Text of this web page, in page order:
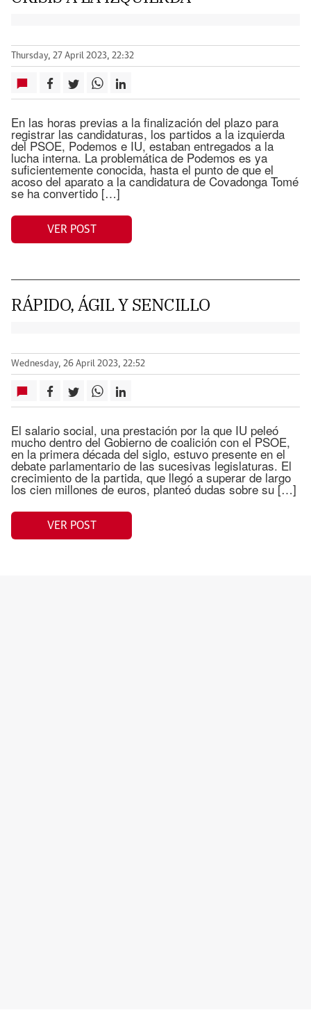
Thursday, 27 April 2023, 22:32
En las horas previas a la finalización del plazo para
registrar las candidaturas, los partidos a la izquierda
del PSOE, Podemos e IU, estaban entregados a la
lucha interna. La problemática de Podemos es ya
suficientemente conocida, hasta el punto de que el
acoso del aparato a la candidatura de Covadonga Tomé
se ha convertido […]
VER POST
RÁPIDO, ÁGIL Y SENCILLO
Wednesday, 26 April 2023, 22:52
El salario social, una prestación por la que IU peleó
mucho dentro del Gobierno de coalición con el PSOE,
en la primera década del siglo, estuvo presente en el
debate parlamentario de las sucesivas legislaturas. El
crecimiento de la partida, que llegó a superar de largo
los cien millones de euros, planteó dudas sobre su […]
VER POST